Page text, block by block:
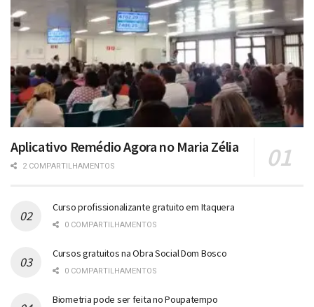
Aplicativo Remédio Agora no Maria Zélia
2 COMPARTILHAMENTOS
Curso profissionalizante gratuito em Itaquera
0 COMPARTILHAMENTOS
Cursos gratuitos na Obra Social Dom Bosco
0 COMPARTILHAMENTOS
Biometria pode ser feita no Poupatempo